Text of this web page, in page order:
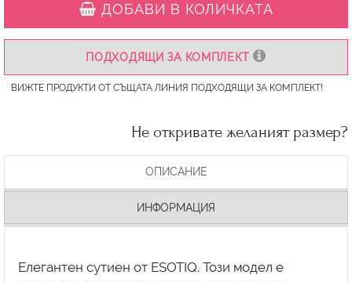
ДОБАВИ В КОЛИЧКАТА
ПОДХОДЯЩИ ЗА КОМПЛЕКТ
ВИЖТЕ ПРОДУКТИ ОТ СЪЩАТА ЛИНИЯ ПОДХОДЯЩИ ЗА КОМПЛЕКТ!
Не откривате желаният размер?
ОПИСАНИЕ
ИНФОРМАЦИЯ
Елегантен сутиен от ESOTIQ. Този модел е